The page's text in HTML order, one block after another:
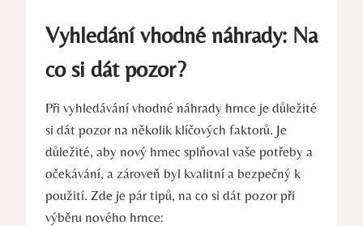
Vyhledání vhodné náhrady: Na
co si dát pozor?
Při vyhledávání vhodné náhrady hrnce je důležité
si dát pozor na několik klíčových faktorů. Je
důležité, aby nový hrnec splňoval vaše potřeby a
očekávání, a zároveň byl kvalitní a bezpečný k
použití. Zde je pár tipů, na co si dát pozor při
výběru nového hrnce: